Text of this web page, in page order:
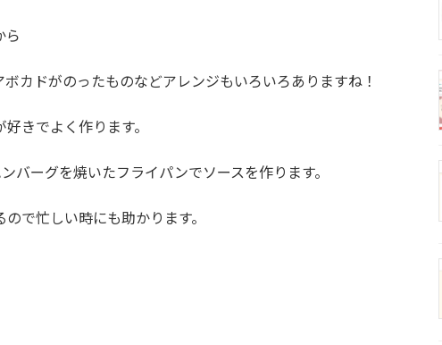
ら
カドがのったものなどアレンジもいろいろありますね！
きでよく作ります。
バーグを焼いたフライパンでソースを作ります。
で忙しい時にも助かります。